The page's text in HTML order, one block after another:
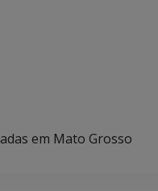
em Mato Grosso